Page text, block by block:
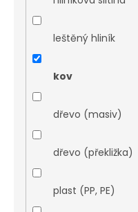
leštěný hliník
kov
dřevo (masiv)
dřevo (překližka)
plast (PP, PE)